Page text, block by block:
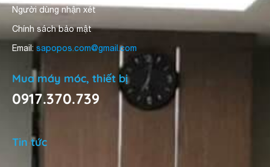
Người dùng nhận xét
Chính sách bảo mật
Email: sapopos.com@gmail.com
Mua máy móc, thiết bị
0917.370.739
Tin tức